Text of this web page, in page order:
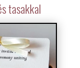
tasakkal